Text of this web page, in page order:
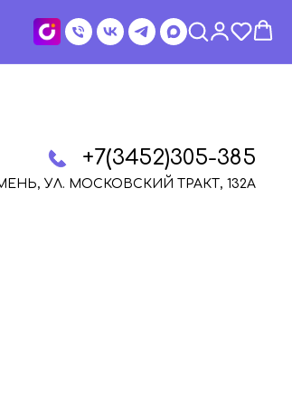
+7(3452)305-385
УЛ. МОСКОВСКИЙ ТРАКТ, 132А